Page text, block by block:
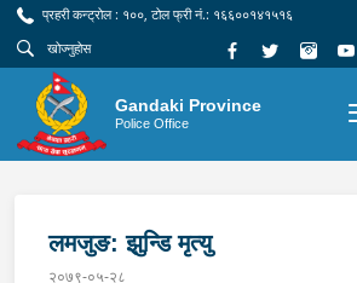
प्रहरी कन्ट्रोल : १००, टोल फ्री नं.: १६६००१४१५१६
Gandaki Province
Police Office
लमजुङ: झुन्डि मृत्यु
२०७९-०५-२८